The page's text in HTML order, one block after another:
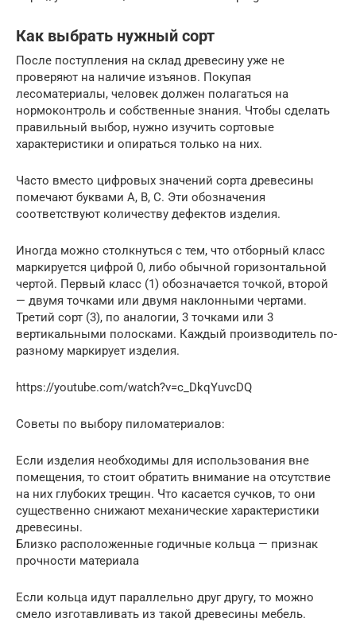
Как выбрать нужный сорт
После поступления на склад древесину уже не
проверяют на наличие изъянов. Покупая
лесоматериалы, человек должен полагаться на
нормоконтроль и собственные знания. Чтобы сделать
правильный выбор, нужно изучить сортовые
характеристики и опираться только на них.
Часто вместо цифровых значений сорта древесины
помечают буквами А, В, С. Эти обозначения
соответствуют количеству дефектов изделия.
Иногда можно столкнуться с тем, что отборный класс
маркируется цифрой 0, либо обычной горизонтальной
чертой. Первый класс (1) обозначается точкой, второй
— двумя точками или двумя наклонными чертами.
Третий сорт (3), по аналогии, 3 точками или 3
вертикальными полосками. Каждый производитель по-
разному маркирует изделия.
https://youtube.com/watch?v=c_DkqYuvcDQ
Советы по выбору пиломатериалов:
Если изделия необходимы для использования вне
помещения, то стоит обратить внимание на отсутствие
на них глубоких трещин. Что касается сучков, то они
существенно снижают механические характеристики
древесины.
Близко расположенные годичные кольца — признак
прочности материала
Если кольца идут параллельно друг другу, то можно
смело изготавливать из такой древесины мебель.